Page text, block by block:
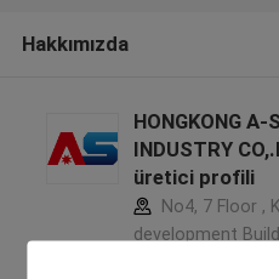
Hakkımızda
HONGKONG A-
INDUSTRY
üretici profili
No4, 7 Floor ,
development